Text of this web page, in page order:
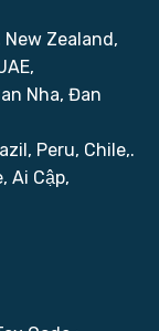
Zealand,
Nha, Đan
Peru, Chile,.
Ai Cập,